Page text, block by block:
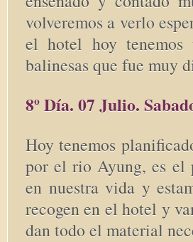
volveremos a verlo
el hotel hoy tenemos
balinesas que fue muy
8º Día. 07 Julio.
Hoy tenemos
por el rio Ayung, es el
en nuestra vida y
recogen en el hotel y
dan todo el material